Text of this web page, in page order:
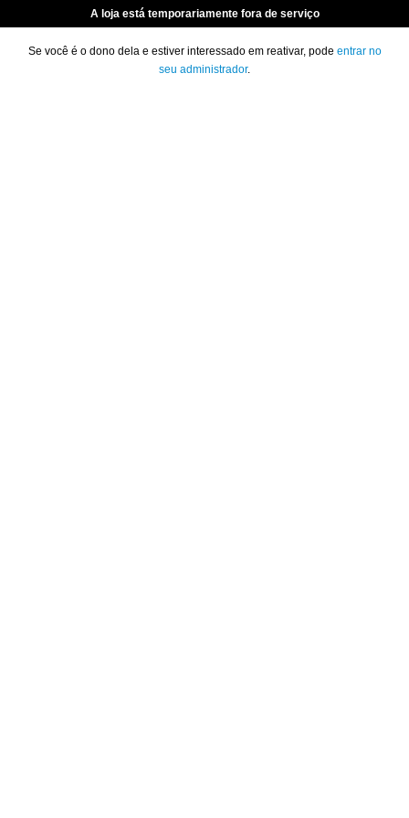
A loja está temporariamente fora de serviço
Se você é o dono dela e estiver interessado em reativar, pode entrar no
seu administrador.